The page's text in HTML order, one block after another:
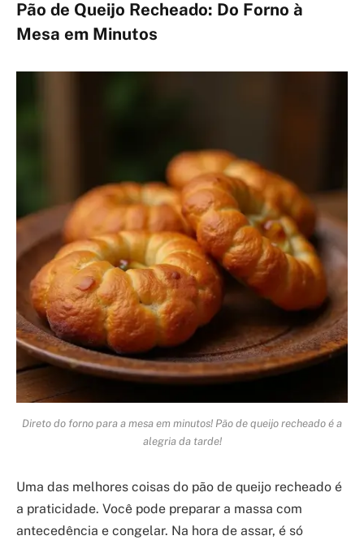
Pão de Queijo Recheado: Do Forno à
Mesa em Minutos
Direto do forno para a mesa em minutos! Pão de queijo recheado é a
alegria da tarde!
Uma das melhores coisas do pão de queijo recheado é
a praticidade. Você pode preparar a massa com
antecedência e congelar. Na hora de assar, é só